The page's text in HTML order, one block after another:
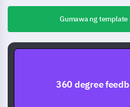
Gumawa ng template
360 degree